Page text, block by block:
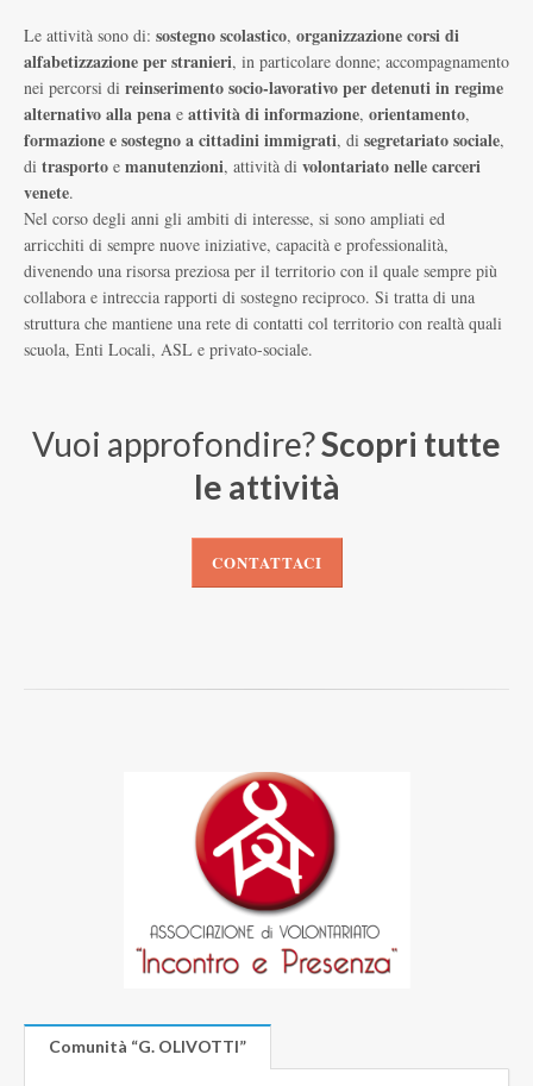
Le attività sono di: sostegno scolastico, organizzazione corsi di
alfabetizzazione per stranieri, in particolare donne; accompagnamento
nei percorsi di reinserimento socio-lavorativo per detenuti in regime
alternativo alla pena e attività di informazione, orientamento,
formazione e sostegno a cittadini immigrati, di segretariato sociale,
di trasporto e manutenzioni, attività di volontariato nelle carceri
venete.
Nel corso degli anni gli ambiti di interesse, si sono ampliati ed
arricchiti di sempre nuove iniziative, capacità e professionalità,
divenendo una risorsa preziosa per il territorio con il quale sempre più
collabora e intreccia rapporti di sostegno reciproco. Si tratta di una
struttura che mantiene una rete di contatti col territorio con realtà quali
scuola, Enti Locali, ASL e privato-sociale.
Vuoi approfondire?Scopri tutte
le attività
CONTATTACI
Comunità “G. OLIVOTTI”